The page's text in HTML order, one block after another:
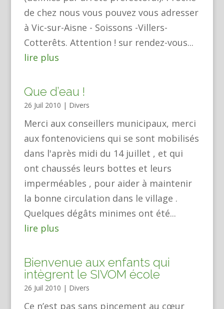
de chez nous vous pouvez vous adresser
à Vic-sur-Aisne - Soissons -Villers-
Cotterêts. Attention ! sur rendez-vous...
lire plus
Que d’eau !
26 Juil 2010 | Divers
Merci aux conseillers municipaux, merci
aux fontenoviciens qui se sont mobilisés
dans l'après midi du 14 juillet , et qui
ont chaussés leurs bottes et leurs
imperméables , pour aider à maintenir
la bonne circulation dans le village .
Quelques dégâts minimes ont été...
lire plus
Bienvenue aux enfants qui
intègrent le SIVOM école
26 Juil 2010 | Divers
Ce n’est pas sans pincement au cœur